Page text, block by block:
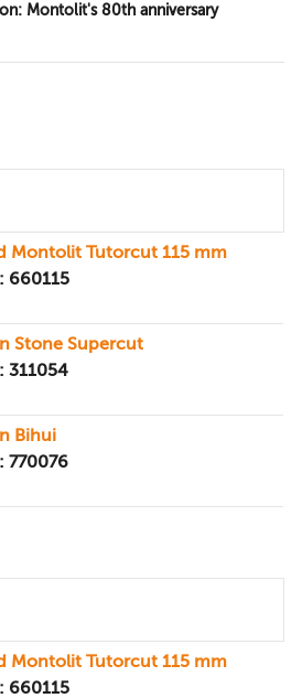
Montolit's 80th anniversary
Montolit Tutorcut 115 mm
660115
Stone Supercut
311054
Bihui
770076
Montolit Tutorcut 115 mm
660115